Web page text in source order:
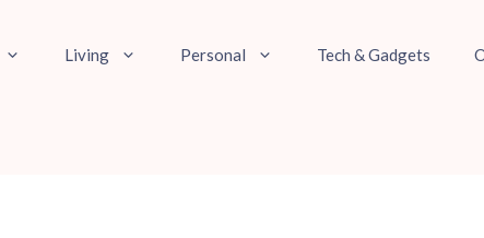
Living Personal Tech & Gadgets